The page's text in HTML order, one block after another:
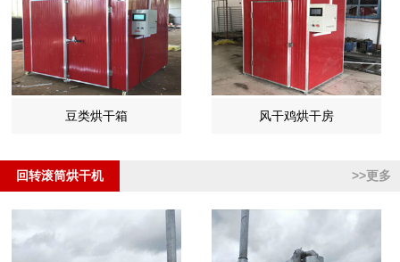
豆类烘干箱 风干鸡烘干房
回转滚筒烘干机 >>更多